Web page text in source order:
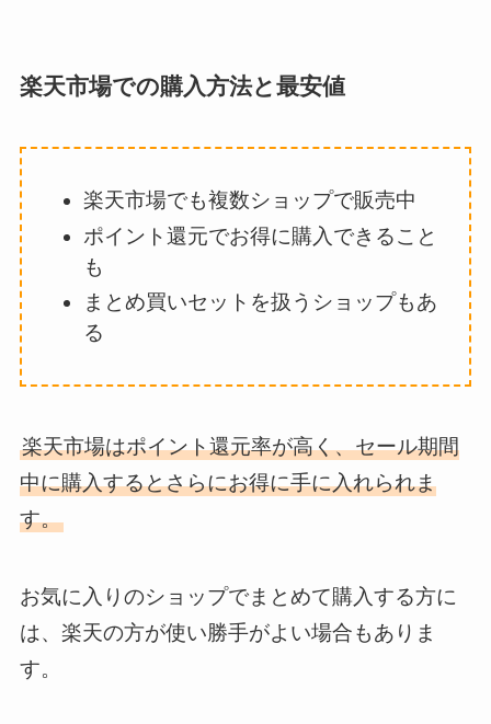
楽天市場での購入方法と最安値
楽天市場でも複数ショップで販売中
ポイント還元でお得に購入できること
も
まとめ買いセットを扱うショップもあ
る
楽天市場はポイント還元率が高く、セール期間
中に購入するとさらにお得に手に入れられま
す。
お気に入りのショップでまとめて購入する方に
は、楽天の方が使い勝手がよい場合もありま
す。